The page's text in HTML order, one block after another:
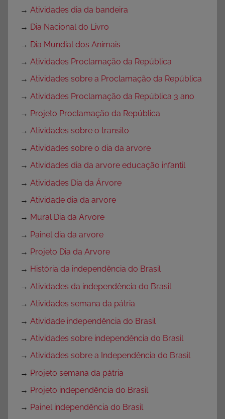
→ Atividades dia da bandeira
→ Dia Nacional do Livro
→ Dia Mundial dos Animais
→ Atividades Proclamação da República
→ Atividades sobre a Proclamação da República
→ Atividades Proclamação da República 3 ano
→ Projeto Proclamação da República
→ Atividades sobre o transito
→ Atividades sobre o dia da arvore
→ Atividades dia da arvore educação infantil
→ Atividades Dia da Árvore
→ Atividade dia da arvore
→ Mural Dia da Arvore
→ Painel dia da arvore
→ Projeto Dia da Arvore
→ História da independência do Brasil
→ Atividades da independência do Brasil
→ Atividades semana da pátria
→ Atividade independência do Brasil
→ Atividades sobre independência do Brasil
→ Atividades sobre a Independência do Brasil
→ Projeto semana da pátria
→ Projeto independência do Brasil
→ Painel independência do Brasil